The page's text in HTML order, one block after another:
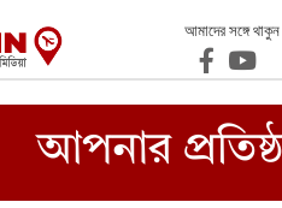
আমাদের সঙ্গে থাকুন